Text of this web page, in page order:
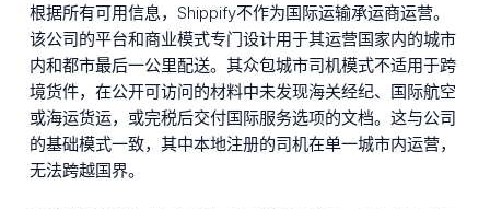
根据所有可用信息，Shippify不作为国际运输承运商运营。
该公司的平台和商业模式专门设计用于其运营国家内的城市
内和都市最后一公里配送。其众包城市司机模式不适用于跨
境货件，在公开可访问的材料中未发现海关经纪、国际航空
或海运货运，或完税后交付国际服务选项的文档。这与公司
的基础模式一致，其中本地注册的司机在单一城市内运营，
无法跨越国界。